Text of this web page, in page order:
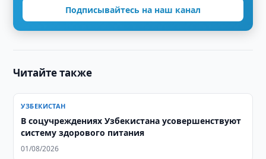
Подписывайтесь на наш канал
Читайте также
УЗБЕКИСТАН
В соцучреждениях Узбекистана усовершенствуют
систему здорового питания
01/08/2026